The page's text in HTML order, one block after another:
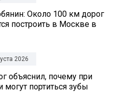
Около 100 км дорог
построить в Москве в
2026
объяснил, почему при
могут портиться зубы